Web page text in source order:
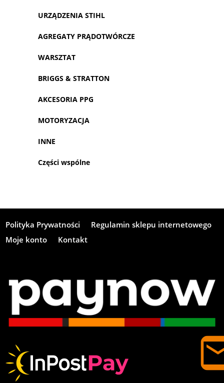
URZĄDZENIA STIHL
AGREGATY PRĄDOTWÓRCZE
WARSZTAT
BRIGGS & STRATTON
AKCESORIA PPG
MOTORYZACJA
INNE
Części wspólne
Polityka Prywatności
Regulamin sklepu internetowego
Moje konto
Kontakt